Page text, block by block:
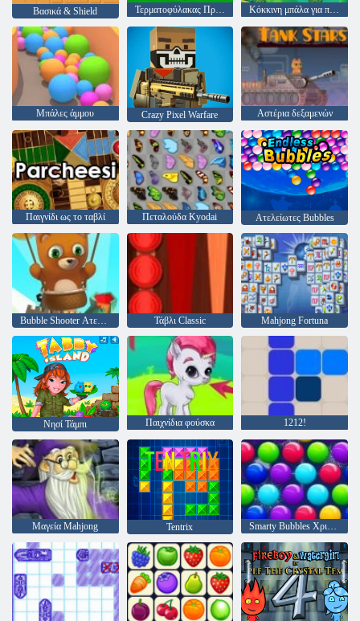
Βασικά & Shield Τερματοφύλακας Πρωταθλητής Κόκκινη μπάλα για πάντα
Μπάλες άμμου Crazy Pixel Warfare Αστέρια δεξαμενών
Παιγνίδι ως το ταβλί Πεταλούδα Kyodai Ατελείωτες Bubbles
Bubble Shooter Ατελείωτες Τάβλι Classic Mahjong Fortuna
Νησί Τάμπι Παιχνίδια φούσκα 1212!
Μαγεία Mahjong Tentrix Smarty Bubbles Χριστούγεννα Edition